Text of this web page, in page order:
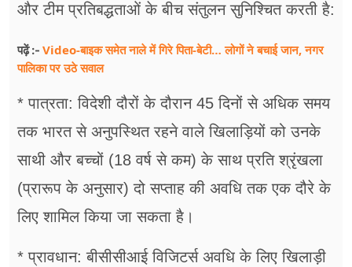
और टीम प्रतिबद्धताओं के बीच संतुलन सुनिश्चित करती है:
पढ़ें :- Video-बाइक समेत नाले में गिरे पिता-बेटी… लोगों ने बचाई जान, नगर
पालिका पर उठे सवाल
* पात्रता: विदेशी दौरों के दौरान 45 दिनों से अधिक समय
तक भारत से अनुपस्थित रहने वाले खिलाड़ियों को उनके
साथी और बच्चों (18 वर्ष से कम) के साथ प्रति श्रृंखला
(प्रारूप के अनुसार) दो सप्ताह की अवधि तक एक दौरे के
लिए शामिल किया जा सकता है।
* प्रावधान: बीसीसीआई विजिटर्स अवधि के लिए खिलाड़ी